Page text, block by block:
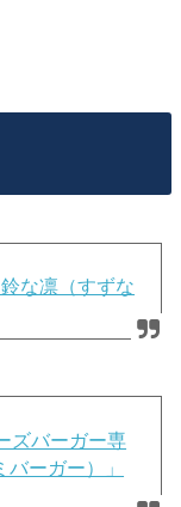
な凛（すずな
ズバーガー専
ーガー）」